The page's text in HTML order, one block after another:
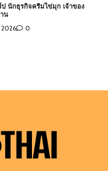
ร์ป Top 10 Mister
2025
6, 2026
6, 2026 0
6, 2026 0